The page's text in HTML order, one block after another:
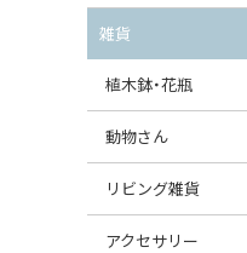
変形プレート
分割ディッシュ
すべて見る
葉っぱ型ボウル
りんご型ボウル
いちご型ボウル
星型ボウル
チーズケース
バターディッシュ
六角形ポット
ボトル
すべて見る
ケーキスタンド
カトラリー
はしおき・カトラ
スクエアオーブン
オーバルオーブン
すべて見る
マフィン型
すべて見る
チュリーン
キャセロール
すべて見る
雑貨
植木鉢・花瓶
植木鉢
花瓶
動物さん
フィギュア・置物
貯金箱
リビング雑貨
スツール
アクセサリー